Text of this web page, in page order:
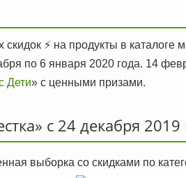
⚡️ на продукты в каталоге
по 6 января 2020 года. 14
Дети» с ценными призами.
с 24 декабря 2019
выборка со скидками по